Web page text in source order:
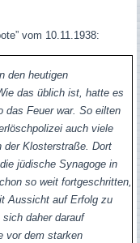
vom 10.11.1938:
den heutigen
das üblich ist, hatte es
das Feuer war. So eilten
auch viele
der Klosterstraße. Dort
jüdische Synagoge in
so weit fortgeschritten,
Aussicht auf Erfolg zu
daher darauf
vor dem starken